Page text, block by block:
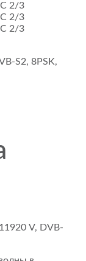
2/3
2/3
2/3
S2, 8PSK,
V, DVB-